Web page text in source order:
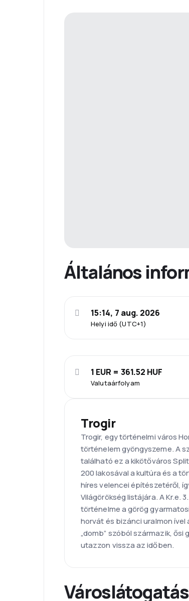
Általános
Helyi idő (UTC+1)
15:14, 7 aug. 2026
Valutaárfolyam
1 EUR = 361.52 HUF
Trogir
Trogir, egy történelmi város
történelem gyöngyszeme. A
található ez a kikötőváros
200 lakosával a kultúra és a
híres velencei építészetéről,
Világörökség listájára. A Kr.e.
történelme a görög
horvát és bizánci uralmon ível
„domb” szóból származik,
utazzon vissza az időben.